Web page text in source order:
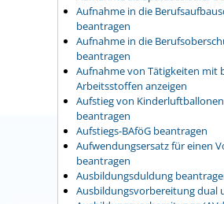
Aufnahme in die
beantragen
Aufnahme in die
beantragen
Aufnahme von Tätigkeiten mit
Arbeitsstoffen anzeigen
Aufstieg von
beantragen
Aufstiegs-BAföG beantragen
Aufwendungsersatz für einen
beantragen
Ausbildungsduldung
Ausbildungsvorbereitung dual